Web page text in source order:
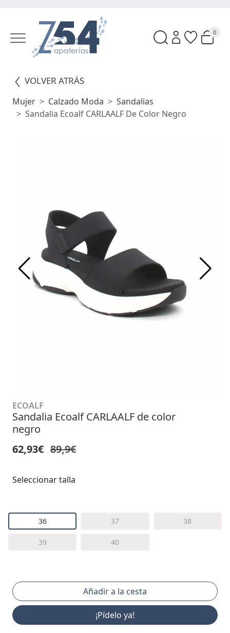
0
VOLVER ATRÁS
Mujer Calzado Moda
Sandalias
Sandalia Ecoalf CARLAALF De Color Negro
ECOALF
Sandalia Ecoalf CARLAALF de color
negro
62,93€ 89,9€
Seleccionar talla
36 37 38
39 40
¡Pídelo ya!